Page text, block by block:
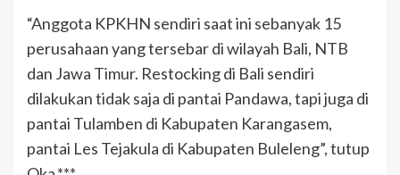
“Anggota KPKHN sendiri saat ini sebanyak 15
perusahaan yang tersebar di wilayah Bali, NTB
dan Jawa Timur. Restocking di Bali sendiri
dilakukan tidak saja di pantai Pandawa, tapi juga di
pantai Tulamben di Kabupaten Karangasem,
pantai Les Tejakula di Kabupaten Buleleng”, tutup